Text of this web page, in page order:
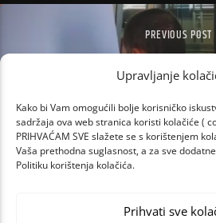
Upravljanje
Kako bi Vam omogućili bolje korisničko
sadržaja ova web stranica koristi kolačiće (
PRIHVAĆAM SVE slažete se s korištenjem
Vaša prethodna suglasnost, a za sve
Politiku korištenja kolačića.
Prihvati sve
PREVIOUS POST
JUTARNJI SHOW